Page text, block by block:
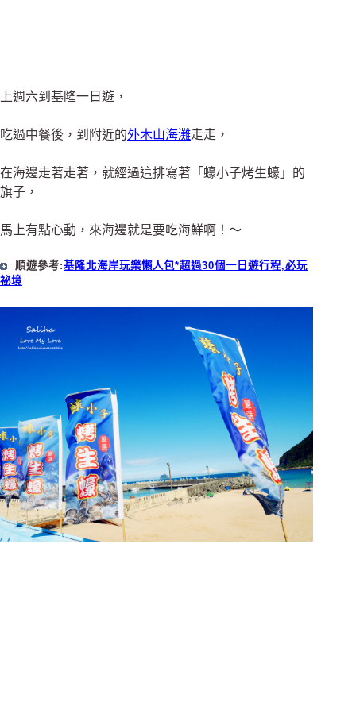
上週六到基隆一日遊，
吃過中餐後，到附近的外木山海灘走走，
在海邊走著走著，就經過這排寫著「蠔小子烤生蠔」的
旗子，
馬上有點心動，來海邊就是要吃海鮮啊！～
順遊參考:基隆北海岸玩樂懶人包*超過30個一日遊行程,必玩
祕境